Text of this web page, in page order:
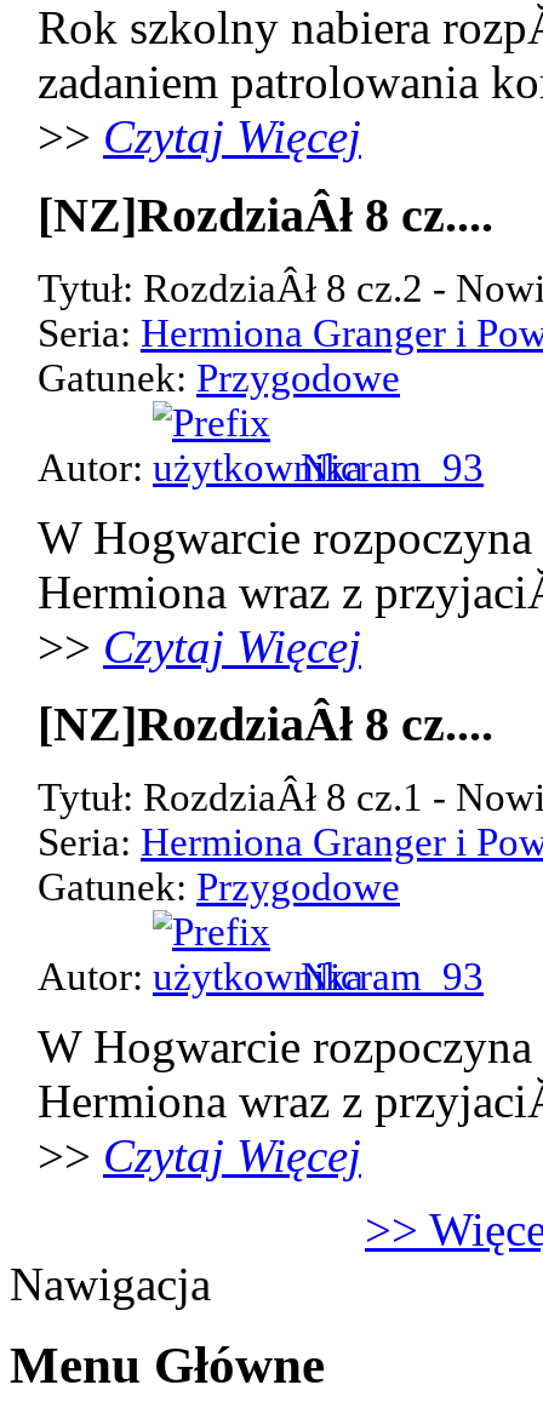
Rok szkolny nabiera
zadaniem patrolowania
>> Czytaj Więcej
[NZ]RozdziaÂł 8 cz....
Tytuł: RozdziaÂł 8 cz.2 -
Seria: Hermiona Granger i
Gatunek: Przygodowe
Autor: Nicram_93
W Hogwarcie
Hermiona wraz z
>> Czytaj Więcej
[NZ]RozdziaÂł 8 cz....
Tytuł: RozdziaÂł 8 cz.1 -
Seria: Hermiona Granger i
Gatunek: Przygodowe
Autor: Nicram_93
W Hogwarcie
Hermiona wraz z
>> Czytaj Więcej
>>
Nawigacja
Menu Główne